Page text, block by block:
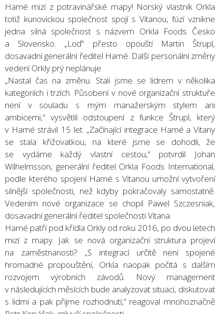
Hamé mizí z potravinářské mapy! Norský vlastník Orkla
totiž kunovickou společnost spojí s Vitanou, fúzí vznikne
jedna silná společnost s názvem Orkla Foods Česko
a Slovensko. „Loď“ přesto opouští Martin Štrupl,
dosavadní generální ředitel Hamé. Další personální změny
vedení Orkly prý neplánuje.
„Nastal čas na změnu. Stali jsme se lídrem v několika
kategoriích i trzích. Působení v nové organizační struktuře
není v souladu s mým manažerským stylem ani
ambicemi,“ vysvětlil odstoupení z funkce Štrupl, který
v Hamé strávil 15 let. „Začínající integrace Hamé a Vitany
se stala křižovatkou, na které jsme se dohodli, že
se vydáme každý vlastní cestou,“ potvrdil Johan
Wilhelmsson, generální ředitel Orkla Foods International,
podle kterého spojení Hamé s Vitanou umožní vytvoření
silnější společnosti, než kdyby pokračovaly samostatně.
Vedením nové organizace se chopil Pawel Szczesniak,
dosavadní generální ředitel společnosti Vitana.
Hamé patří pod křídla Orkly od roku 2016, po dvou letech
mizí z mapy. Jak se nová organizační struktura projeví
na zaměstnanosti? „S integrací určitě není spojené
hromadné propouštění, Orkla naopak počítá s dalším
rozvojem výrobních závodů. Nový management
v následujících měsících bude analyzovat situaci, diskutovat
s lidmi a pak přijme rozhodnutí,“ reagoval mnohoznačně